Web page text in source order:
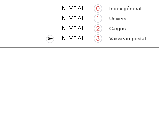
Index géneral
Univers
Cargos
Vaisseau postal